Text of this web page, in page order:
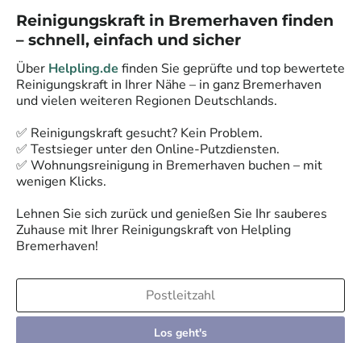
Reinigungskraft in Bremerhaven finden
– schnell, einfach und sicher
Über Helpling.de finden Sie geprüfte und top bewertete
Reinigungskraft in Ihrer Nähe – in ganz Bremerhaven
und vielen weiteren Regionen Deutschlands.
✅ Reinigungskraft gesucht? Kein Problem.
✅ Testsieger unter den Online-Putzdiensten.
✅ Wohnungsreinigung in Bremerhaven buchen – mit
wenigen Klicks.
Lehnen Sie sich zurück und genießen Sie Ihr sauberes
Zuhause mit Ihrer Reinigungskraft von Helpling
Bremerhaven!
Los geht's